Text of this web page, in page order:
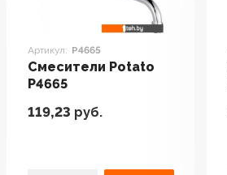
Артикул: P4665
Смесители Potato
P4665
119,23 руб.